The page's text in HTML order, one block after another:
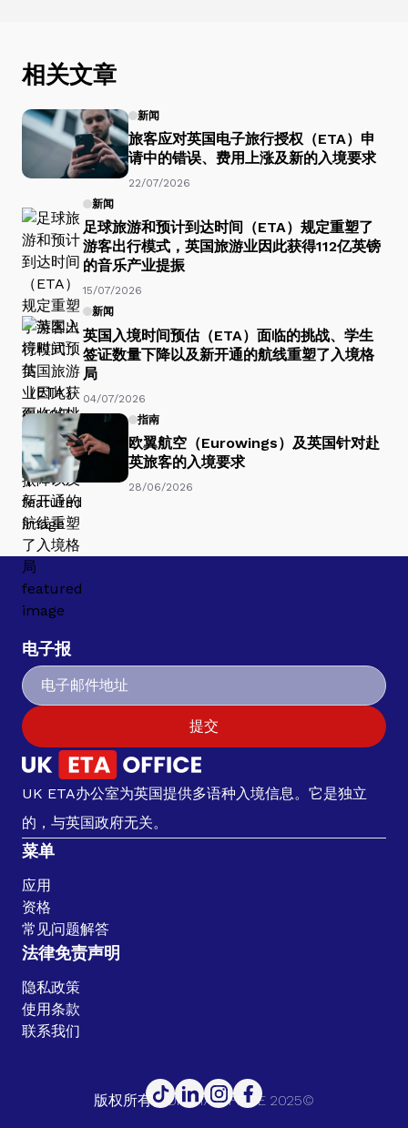
相关文章
新闻
旅客应对英国电子旅行授权（ETA）申
请中的错误、费用上涨及新的入境要求
22/07/2026
新闻
足球旅游和预计到达时间（ETA）规定重塑了
游客出行模式，英国旅游业因此获得112亿英镑
的音乐产业提振
15/07/2026
新闻
英国入境时间预估（ETA）面临的挑战、学生
签证数量下降以及新开通的航线重塑了入境格
局
04/07/2026
指南
欧翼航空（Eurowings）及英国针对赴
英旅客的入境要求
28/06/2026
电子报
提交
UK ETA办公室为英国提供多语种入境信息。它是独立
的，与英国政府无关。
菜单
应用
资格
常见问题解答
法律免责声明
隐私政策
使用条款
联系我们
版权所有。UK ETA OFFICE 2025©